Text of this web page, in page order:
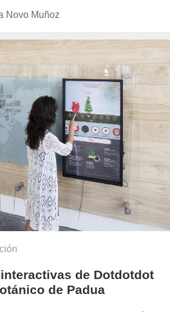
www.experimenta.es/author/laura-
Novo Muñoz
de Dotdotdot
de Padua